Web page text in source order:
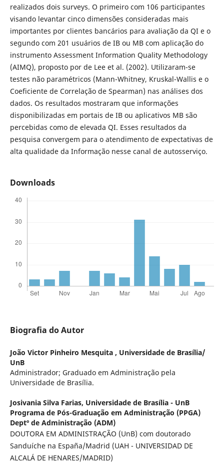
realizados dois surveys. O primeiro com 106 participantes
visando levantar cinco dimensões consideradas mais
importantes por clientes bancários para avaliação da QI e o
segundo com 201 usuários de IB ou MB com aplicação do
instrumento Assessment Information Quality Methodology
(AIMQ), proposto por de Lee et al. (2002). Utilizaram-se
testes não paramétricos (Mann-Whitney, Kruskal-Wallis e o
Coeficiente de Correlação de Spearman) nas análises dos
dados. Os resultados mostraram que informações
disponibilizadas em portais de IB ou aplicativos MB são
percebidas como de elevada QI. Esses resultados da
pesquisa convergem para o atendimento de expectativas de
alta qualidade da Informação nesse canal de autosserviço.
Downloads
Biografia do Autor
João Victor Pinheiro Mesquita , Universidade de Brasília/
UnB
Administrador; Graduado em Administração pela
Universidade de Brasília.
Josivania Silva Farias, Universidade de Brasília - UnB
Programa de Pós-Graduação em Administração (PPGA)
Deptº de Administração (ADM)
DOUTORA EM ADMINISTRAÇÃO (UnB) com doutorado
Sanduíche na España/Madrid (UAH - UNIVERSIDAD DE
ALCALÁ DE HENARES/MADRID)